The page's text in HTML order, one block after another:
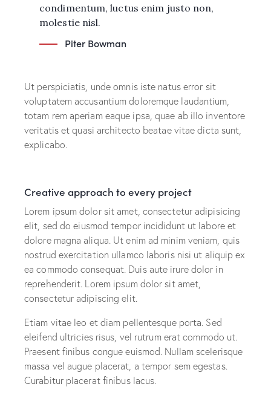
condimentum, luctus enim justo non,
molestie nisl.
Piter Bowman
Ut perspiciatis, unde omnis iste natus error sit
voluptatem accusantium doloremque laudantium,
totam rem aperiam eaque ipsa, quae ab illo inventore
veritatis et quasi architecto beatae vitae dicta sunt,
explicabo.
Creative approach to every project
Lorem ipsum dolor sit amet, consectetur adipisicing
elit, sed do eiusmod tempor incididunt ut labore et
dolore magna aliqua. Ut enim ad minim veniam, quis
nostrud exercitation ullamco laboris nisi ut aliquip ex
ea commodo consequat. Duis aute irure dolor in
reprehenderit. Lorem ipsum dolor sit amet,
consectetur adipiscing elit.
Etiam vitae leo et diam pellentesque porta. Sed
eleifend ultricies risus, vel rutrum erat commodo ut.
Praesent finibus congue euismod. Nullam scelerisque
massa vel augue placerat, a tempor sem egestas.
Curabitur placerat finibus lacus.